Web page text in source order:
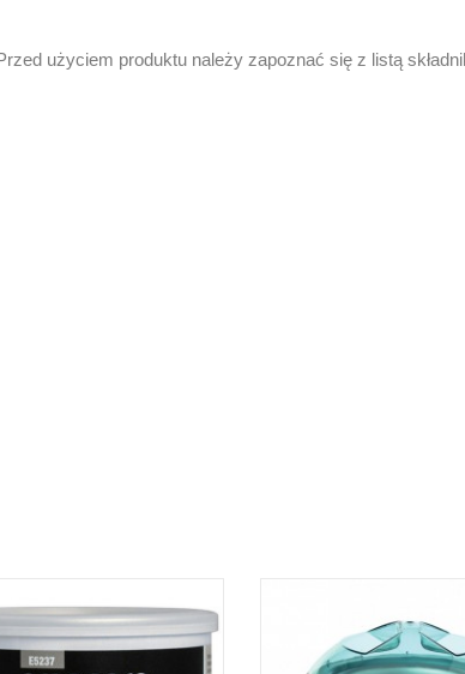
użyciem produktu należy zapoznać się z listą